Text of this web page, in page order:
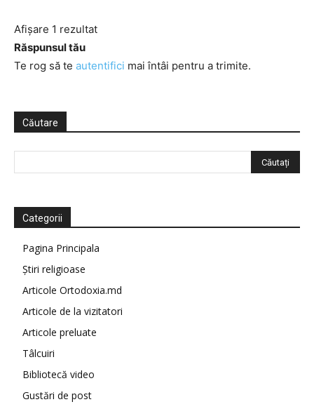
Afișare 1 rezultat
Răspunsul tău
Te rog să te autentifici mai întâi pentru a trimite.
Căutare
Categorii
Pagina Principala
Știri religioase
Articole Ortodoxia.md
Articole de la vizitatori
Articole preluate
Tâlcuiri
Bibliotecă video
Gustări de post